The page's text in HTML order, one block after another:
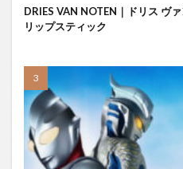
DRIES VAN NOTEN｜ドリス ヴ
リップスティック